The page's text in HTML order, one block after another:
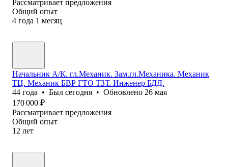
Рассматривает предложения
Общий опыт
4 года 1 месяц
Начальник А/К. гл.Механик. Зам.гл.Механика. Механик
ТЦ. Механик БВР ГТО ТЗТ. Инженер БДД.
44 года • Был сегодня • Обновлено 26 мая
170 000 ₽
Рассматривает предложения
Общий опыт
12 лет